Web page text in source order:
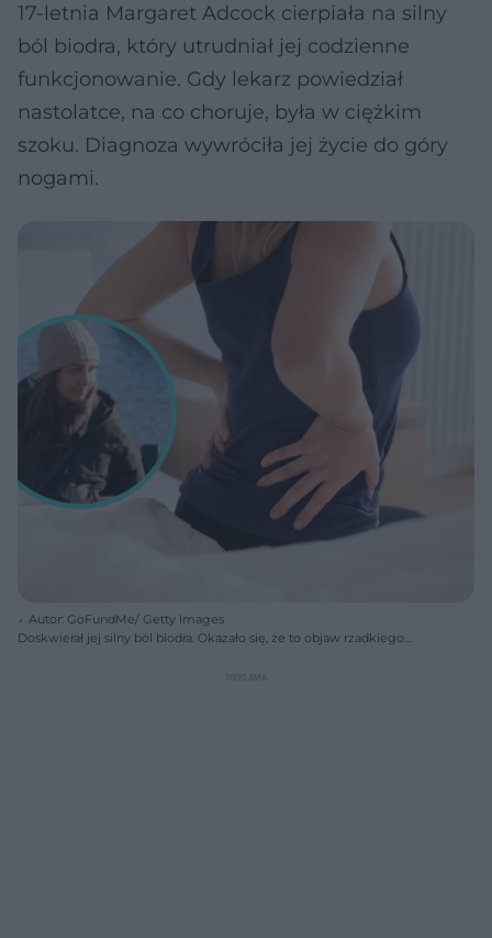
17-letnia Margaret Adcock cierpiała na silny
ból biodra, który utrudniał jej codzienne
funkcjonowanie. Gdy lekarz powiedział
nastolatce, na co choruje, była w ciężkim
szoku. Diagnoza wywróciła jej życie do góry
nogami.
Autor: GoFundMe/ Getty Images
Doskwierał jej silny ból biodra. Okazało się, że to objaw rzadkiego